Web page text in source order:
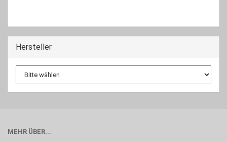
Hersteller
MEHR ÜBER...